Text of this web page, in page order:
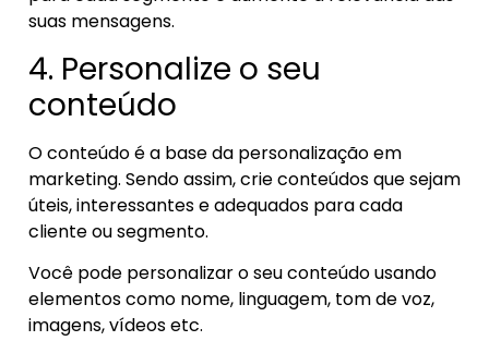
suas mensagens.
4. Personalize o seu
conteúdo
O conteúdo é a base da personalização em
marketing. Sendo assim, crie conteúdos que sejam
úteis, interessantes e adequados para cada
cliente ou segmento.
Você pode personalizar o seu conteúdo usando
elementos como nome, linguagem, tom de voz,
imagens, vídeos etc.